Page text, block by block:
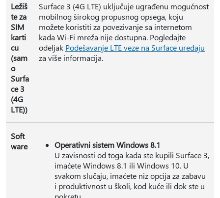
Ležiš
te za
SIM
karti
cu
(sam
o
Surfa
ce 3
(4G
LTE))
Surface 3 (4G LTE) uključuje ugrađenu mogućnost
mobilnog širokog propusnog opsega, koju
možete koristiti za povezivanje sa internetom
kada Wi-Fi mreža nije dostupna. Pogledajte
odeljak Podešavanje LTE veze na Surface uređaju
za više informacija.
Soft
ware
Operativni sistem Windows 8.1
U zavisnosti od toga kada ste kupili Surface 3,
imaćete Windows 8.1 ili Windows 10. U
svakom slučaju, imaćete niz opcija za zabavu
i produktivnost u školi, kod kuće ili dok ste u